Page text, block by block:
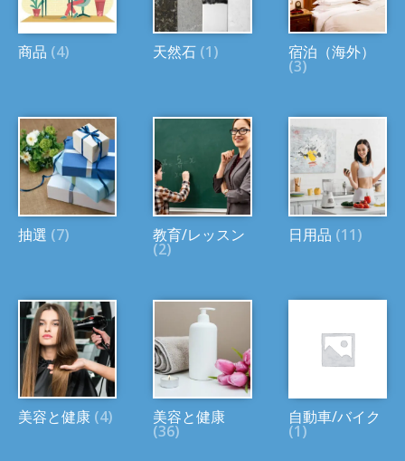
商品 (4) 天然石 (1) 宿泊（海外）
(3)
抽選 (7) 教育/レッスン
(2)
日用品 (11)
美容と健康 (4) 美容と健康
(36)
自動車/バイク
(1)